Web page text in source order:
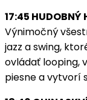
17:45 HUDOBNÝ
Výnimočný
jazz a swing,
ovládať looping,
piesne a vytvorí